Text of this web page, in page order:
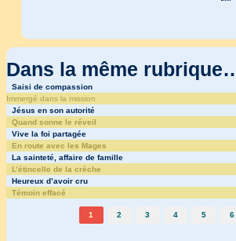
Dans la même
Saisi de compassion
Immergé dans la mission
Jésus en son autorité
Quand sonne le réveil
Vive la foi partagée
En route avec les Mages
La sainteté, affaire de famille
L’étincelle de la crèche
Heureux d’avoir cru
Témoin effacé
1 2 3 4 5 6